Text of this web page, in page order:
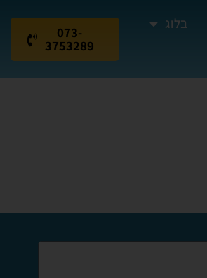
בלוג
073-
3753289